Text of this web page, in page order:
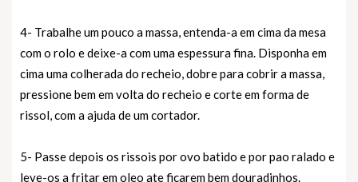
4- Trabalhe um pouco a massa, entenda-a em cima da mesa
com o rolo e deixe-a com uma espessura fina. Disponha em
cima uma colherada do recheio, dobre para cobrir a massa,
pressione bem em volta do recheio e corte em forma de
rissol, com a ajuda de um cortador.
5- Passe depois os rissois por ovo batido e por pao ralado e
leve-os a fritar em oleo ate ficarem bem douradinhos.